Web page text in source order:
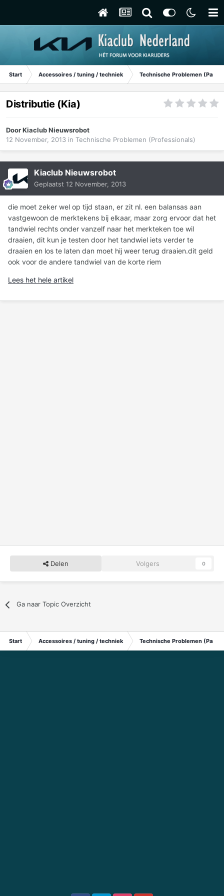
Start Accessoires / tuning / techniek Technische Problemen
Distributie (Kia)
DoorKiaclub Nieuwsrobot
12 November, 2013 in Technische Problemen (Professionals)
Kiaclub Nieuwsrobot
Geplaatst 12 November, 2013
die moet zeker wel op tijd staan, er zit nl. een balansas aan
vastgewoon de merktekens bij elkaar, maar zorg ervoor dat het
tandwiel rechts onder vanzelf naar het merkteken toe wil
draaien, dit kun je testen door het tandwiel iets verder te
draaien en los te laten dan moet hij weer terug draaien.dit geld
ook voor de andere tandwiel van de korte riem
Lees het hele artikel
Delen Volgers 0
Ga naar Topic Overzicht
Start Accessoires / tuning / techniek Technische Problemen